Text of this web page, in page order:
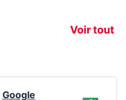
Voir tout
prochaine
Google